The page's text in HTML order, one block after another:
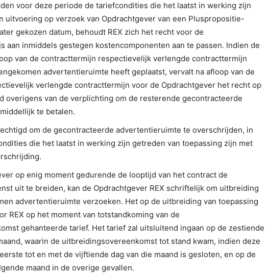
voor deze periode de tariefcondities die het laatst in werking zijn
uitvoering op verzoek van Opdrachtgever van een Pluspropositie-
gekozen datum, behoudt REX zich het recht voor de
aan inmiddels gestegen kostencomponenten aan te passen. Indien de
van de contracttermijn respectievelijk verlengde contracttermijn
advertentieruimte heeft geplaatst, vervalt na afloop van de
verlengde contracttermijn voor de Opdrachtgever het recht op
overigens van de verplichting om de resterende gecontracteerde
te betalen.
om de gecontracteerde advertentieruimte te overschrijden, in
die het laatst in werking zijn getreden van toepassing zijn met
op enig moment gedurende de looptijd van het contract de
uit te breiden, kan de Opdrachtgever REX schriftelijk om uitbreiding
advertentieruimte verzoeken. Het op de uitbreiding van toepassing
REX op het moment van totstandkoming van de
gehanteerde tarief. Het tarief zal uitsluitend ingaan op de zestiende
waarin de uitbreidingsovereenkomst tot stand kwam, indien deze
tot en met de vijftiende dag van die maand is gesloten, en op de
maand in de overige gevallen.